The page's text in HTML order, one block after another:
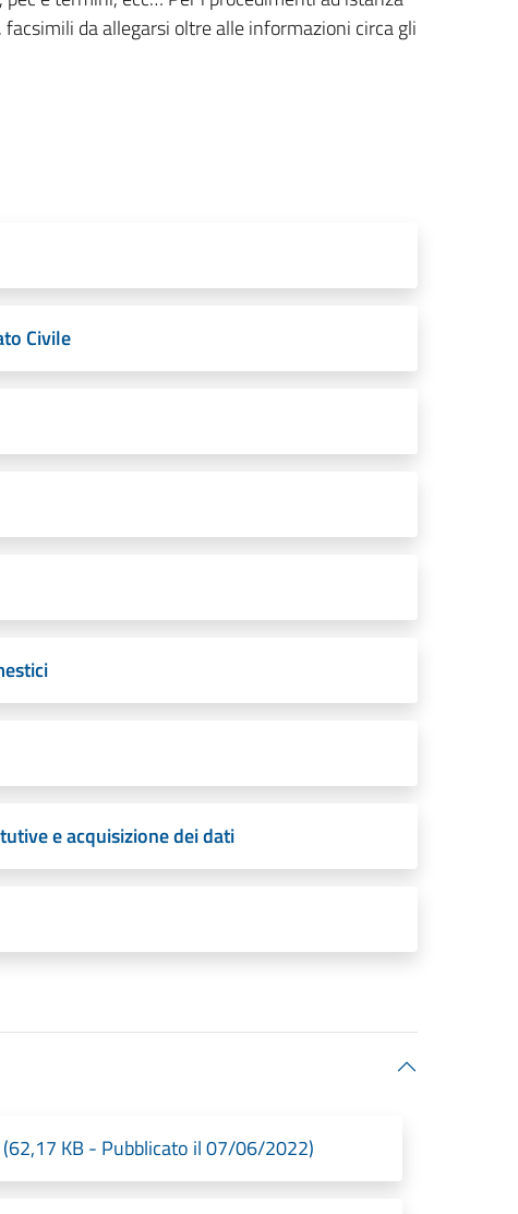
da allegarsi oltre alle informazioni circa gli
Civile
e acquisizione dei dati
KB - Pubblicato il 07/06/2022)